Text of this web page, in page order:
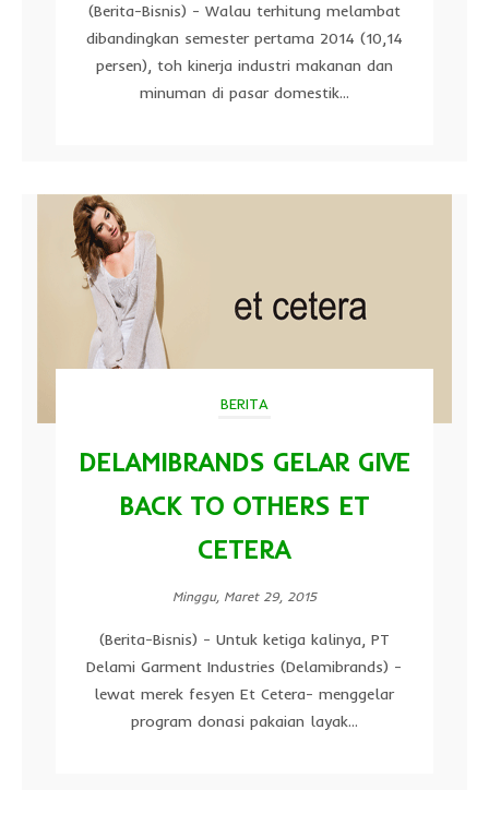
(Berita-Bisnis) - Walau terhitung melambat
dibandingkan semester pertama 2014 (10,14
persen), toh kinerja industri makanan dan
minuman di pasar domestik...
BERITA
DELAMIBRANDS GELAR GIVE
BACK TO OTHERS ET
CETERA
Minggu, Maret 29, 2015
(Berita-Bisnis) - Untuk ketiga kalinya, PT
Delami Garment Industries (Delamibrands) -
lewat merek fesyen Et Cetera- menggelar
program donasi pakaian layak...